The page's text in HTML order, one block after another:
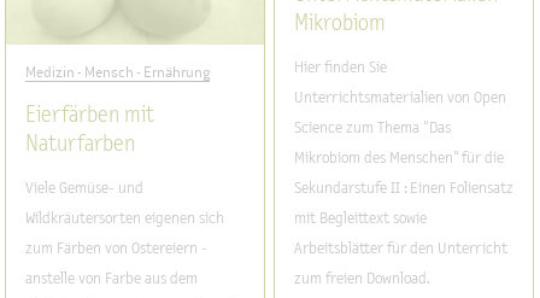
Mikrobiom
Hier finden Sie
Unterrichtsmaterialien von Open
Science zum Thema "Das
Mikrobiom des Menschen" für die
Sekundarstufe II : Einen Foliensatz
mit Begleittext sowie
Arbeitsblätter für den Unterricht
zum freien Download.
Medizin - Mensch - Ernährung
Eierfärben mit
Naturfarben
Viele Gemüse- und
Wildkräutersorten eigenen sich
zum Färben von Ostereiern -
anstelle von Farbe aus dem